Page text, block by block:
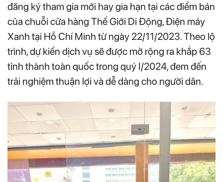
đăng ký tham gia mới hay gia hạn tại các điểm bán
của chuỗi cửa hàng Thế Giới Di Động, Điện máy
Xanh tại Hồ Chí Minh từ ngày 22/11/2023. Theo lộ
trình, dự kiến dịch vụ sẽ được mở rộng ra khắp 63
tỉnh thành toàn quốc trong quý I/2024, đem đến
trải nghiệm thuận lợi và dễ dàng cho người dân.